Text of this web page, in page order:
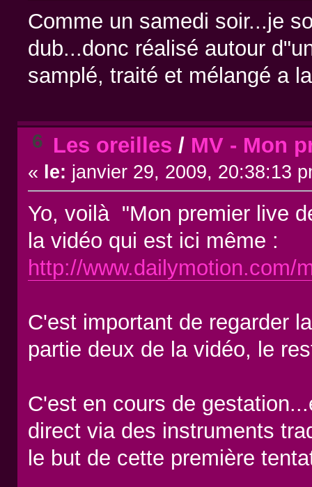
Comme un samedi soir...je
dub...donc réalisé autour
samplé, traité et mélangé a
6 Les oreilles / MV - Mon
« le: janvier 29, 2009, 20:38:13
Yo, voilà "Mon premier live
la vidéo qui est ici même :
http://www.dailymotion.com/
C'est important de regarder
partie deux de la vidéo, le
C'est en cours de
direct via des instruments
le but de cette première